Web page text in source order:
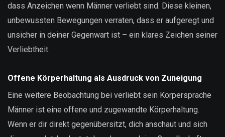
dass Anzeichen wenn Männer verliebt sind. Diese kleinen,
unbewussten Bewegungen verraten, dass er aufgeregt und
unsicher in deiner Gegenwart ist – ein klares Zeichen seiner
Verliebtheit.
Offene Körperhaltung als Ausdruck von Zuneigung
Eine weitere Beobachtung bei verliebt sein Körpersprache
Männer ist eine offene und zugewandte Körperhaltung.
Wenn er dir direkt gegenübersitzt, dich anschaut und sich